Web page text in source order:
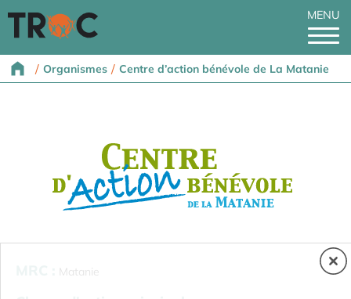
MENU
/ Organismes / Centre d’action bénévole de La Matanie
Matanie